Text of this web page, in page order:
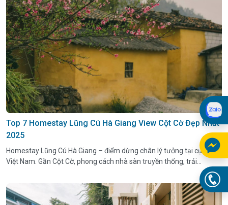
Top 7 Homestay Lũng Cú Hà Giang View Cột Cờ Đẹp Nhất
2025
Homestay Lũng Cú Hà Giang – điểm dừng chân lý tưởng tại cực Bắc
Việt Nam. Gần Cột Cờ, phong cách nhà sàn truyền thống, trải